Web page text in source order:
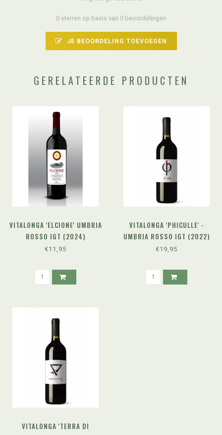
0 sterren op basis van 0 beoordelingen
JE BEOORDELING TOEVOEGEN
GERELATEERDE PRODUCTEN
VITALONGA 'ELCIONE' UMBRIA
ROSSO IGT (2024)
€11,95
VITALONGA 'PHICULLE' -
UMBRIA ROSSO IGT (2022)
€19,95
VITALONGA 'TERRA DI